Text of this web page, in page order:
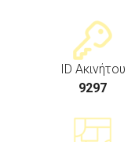
ID Ακινήτου
9297